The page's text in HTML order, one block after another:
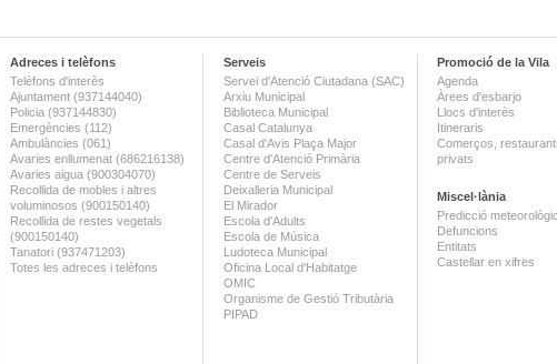
Adreces i telèfons
Telèfons d'interès
Ajuntament (937144040)
Policia (937144830)
Emergències (112)
Ambulàncies (061)
Avaries enllumenat (686216138)
Avaries aigua (900304070)
Recollida de mobles i altres
voluminosos (900150140)
Recollida de restes vegetals
(900150140)
Tanatori (937471203)
Totes les adreces i telèfons
Serveis
Servei d'Atenció Ciutadana (SAC)
Arxiu Municipal
Biblioteca Municipal
Casal Catalunya
Casal d'Avis Plaça Major
Centre d'Atenció Primària
Centre de Serveis
Deixalleria Municipal
El Mirador
Escola d'Adults
Escola de Música
Ludoteca Municipal
Oficina Local d'Habitatge
OMIC
Organisme de Gestió Tributària
PIPAD
Promoció de la Vila
Agenda
Àrees d'esbarjo
Llocs d'interès
Itineraris
Comerços,
privats
Miscel·lània
Predicció
Defuncions
Entitats
Castellar en xifres